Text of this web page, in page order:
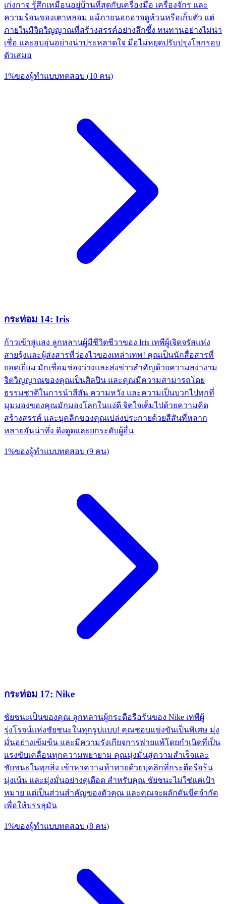
เก่งกาจ รู้สึกเหมือนอยู่บ้านที่สุดกับเครื่องมือ เครื่องจักร และ
ความร้อนของเตาหลอม แม้ภายนอกอาจดูห้วนหรือเก็บตัว แต่
ภายในมีจิตวิญญาณที่สร้างสรรค์อย่างลึกซึ้ง ทนทานอย่างไม่น่า
เชื่อ และอบอุ่นอย่างน่าประหลาดใจ มือไม่หยุดปรับปรุงโลกรอบ
ตัวเสมอ
1%ของผู้ทำแบบทดสอบ (10 คน)
กระท่อม 14: Iris
ก้าวเข้าสู่แสง ลูกหลานผู้มีชีวิตชีวาของ Iris เทพีผู้เจิดจรัสแห่ง
สายรุ้งและผู้ส่งสารที่ว่องไวของเหล่าเทพ! คุณเป็นนักสื่อสารที่
ยอดเยี่ยม มักเชื่อมช่องว่างและส่งข่าวสำคัญด้วยความสง่างาม
จิตวิญญาณของคุณเป็นศิลปิน และคุณมีความสามารถโดย
ธรรมชาติในการนำสีสัน ความหวัง และความเป็นบวกไปทุกที่
มุมมองของคุณมักมองโลกในแง่ดี จิตใจเต็มไปด้วยความคิด
สร้างสรรค์ และบุคลิกของคุณเปล่งประกายด้วยสีสันที่หลาก
หลายอันน่าทึ่ง ดึงดูดและยกระดับผู้อื่น
1%ของผู้ทำแบบทดสอบ (9 คน)
กระท่อม 17: Nike
ชัยชนะเป็นของคุณ ลูกหลานผู้กระตือรือร้นของ Nike เทพีผู้
รุ่งโรจน์แห่งชัยชนะในทุกรูปแบบ! คุณชอบแข่งขันเป็นพิเศษ มุ่ง
มั่นอย่างเข้มข้น และมีความรังเกียจการพ่ายแพ้โดยกำเนิดที่เป็น
แรงขับเคลื่อนทุกความพยายาม คุณมุ่งมั่นสู่ความสำเร็จและ
ชัยชนะในทุกสิ่ง เข้าหาความท้าทายด้วยบุคลิกที่กระตือรือร้น
มุ่งเน้น และมุ่งมั่นอย่างดุเดือด สำหรับคุณ ชัยชนะไม่ใช่แค่เป้า
หมาย แต่เป็นส่วนสำคัญของตัวคุณ และคุณจะผลักดันขีดจำกัด
เพื่อให้บรรลุมัน
1%ของผู้ทำแบบทดสอบ (8 คน)